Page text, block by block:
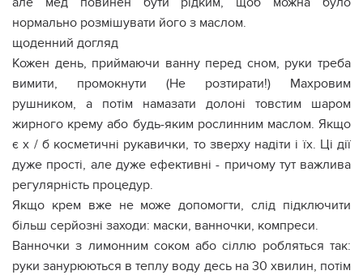
нормально розмішувати його з маслом.
щоденний догляд
Кожен день, приймаючи ванну перед сном, руки треба
вимити, промокнути (Не розтирати!) Махровим
рушником, а потім намазати долоні товстим шаром
жирного крему або будь-яким рослинним маслом. Якщо
є х / б косметичні рукавички, то зверху надіти і їх. Ці дії
дуже прості, але дуже ефективні - причому тут важлива
регулярність процедур.
Якщо крем вже не може допомогти, слід підключити
більш серйозні заходи: маски, ванночки, компреси.
Ванночки з лимонним соком або сіллю робляться так:
руки занурюються в теплу воду десь на 30 хвилин, потім